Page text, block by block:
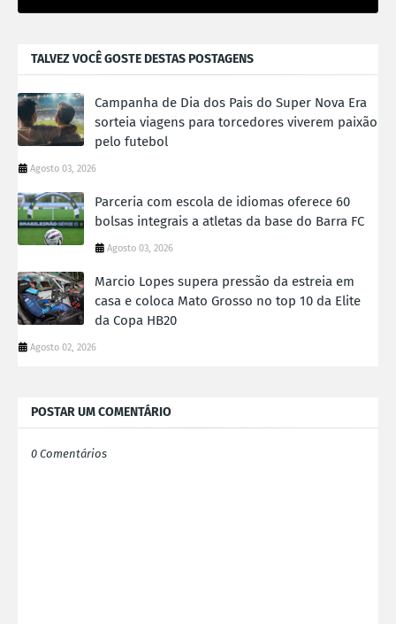
TALVEZ VOCÊ GOSTE DESTAS POSTAGENS
Campanha de Dia dos Pais do Super Nova Era
sorteia viagens para torcedores viverem paixão
pelo futebol
Agosto 03, 2026
Parceria com escola de idiomas oferece 60
bolsas integrais a atletas da base do Barra FC
Agosto 03, 2026
Marcio Lopes supera pressão da estreia em
casa e coloca Mato Grosso no top 10 da Elite
da Copa HB20
Agosto 02, 2026
POSTAR UM COMENTÁRIO
0 Comentários